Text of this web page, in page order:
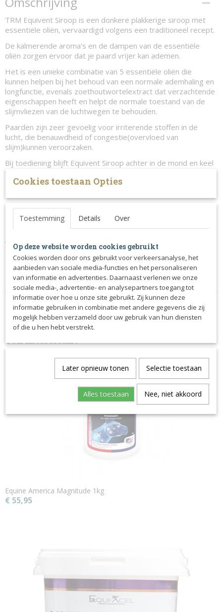
TRM Equivent Siroop is een donkere plakkerige siroop met
essentiële oliën, vervaardigd volgens een traditioneel recept.
De kalmerende aroma's en de dampen van de essentiële
oliën zorgen ervoor dat je paard vrijer kan ademen.
Het is een unieke combinatie van 5 essentiële oliën die
kunnen helpen bij het behoud van een normale ademhaling en
longfunctie, evenals zoethoutwortelextract dat verzachtende
eigenschappen heeft en helpt de normale toestand van de
slijmvliezen van de luchtwegen te behouden.
Paarden zijn zeer gevoelig voor irriterende stoffen in de
lucht, die benauwdheid of congestie(overvloed van
slijm)kunnen veroorzaken.
Bij toediening blijft Equivent Siroop achter in de mond en keel
van het paard hangen en leveren de kalmerende aroma's en
de dampen van de essentiële oliën een diepere en vrijere
Gebruiksaanwijzing:
Volwassen paarden: 2 keer per dag 60ml over het voer, 7
aaneengesloten dagen.
aaneengesloten dagen
Inhoud: 1 liter
Ook interessant
Equine America Magnitude 1kg
€ 55,95
Cookies toestaan Opties
Toestemming Details Over
Op deze website worden cookies gebruikt
Cookies worden door ons gebruikt voor verkeersanalyse, het
aanbieden van sociale media-functies en het personaliseren
van informatie en advertenties. Daarnaast verlenen we onze
sociale media-, advertentie- en analysepartners toegang tot
informatie over hoe u onze site gebruikt. Zij kunnen deze
informatie gebruiken in combinatie met andere gegevens die zij
mogelijk hebben verzameld door uw gebruik van hun diensten
of die u hen hebt verstrekt.
Later opnieuw tonen Selectie toestaan
Alles toestaan Nee, niet akkoord